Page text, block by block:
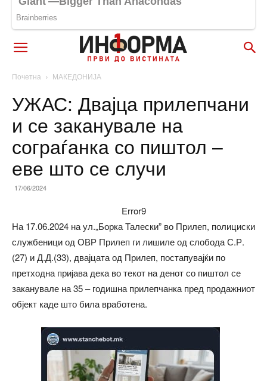
Почетна МАКЕДОНИЈА
УЖАС: Двајца прилепчани
и се заканувале на
сограѓанка со пиштол –
еве што се случи
17/06/2024
Error9
На 17.06.2024 на ул.„Борка Талески” во Прилеп, полициски
службеници од ОВР Прилеп ги лишиле од слобода С.Р.
(27) и Д.Д.(33), двајцата од Прилеп, постапувајќи по
претходна пријава дека во текот на денот со пиштол се
заканувале на 35 – годишна прилепчанка пред продажниот
објект каде што била вработена.